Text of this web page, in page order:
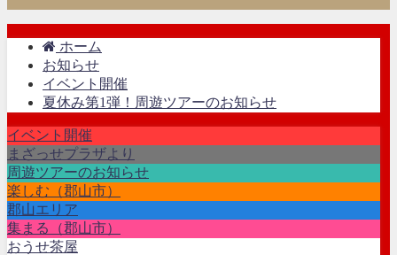
ホーム
お知らせ
イベント開催
夏休み第1弾！周遊ツアーのお知らせ
イベント開催
まざっせプラザより
周遊ツアーのお知らせ
楽しむ（郡山市）
郡山エリア
集まる（郡山市）
おうせ茶屋